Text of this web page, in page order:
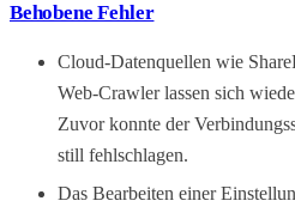
Behobene Fehler
Cloud-Datenquellen wie
Web-Crawler lassen sich
Zuvor konnte der
still fehlschlagen.
Das Bearbeiten einer